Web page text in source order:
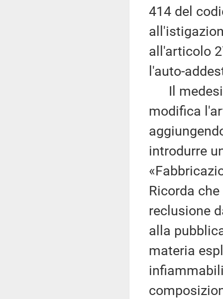
414 del
all'articolo
l'auto-
Il
modifica
introdurre
Ricorda
reclusione
alla
materia